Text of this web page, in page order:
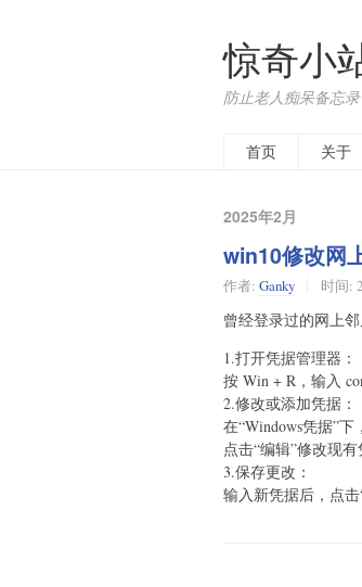
惊奇小
防止老人痴呆备忘录
首页
关于
2025年2月
win10修改网
作者: Ganky 时间:
曾经登录过的网上
1.打开凭据管理器：
按 Win + R，输入
2.修改或添加凭据：
在“Windows凭据”下
点击“编辑”修改现
3.保存更改：
输入新凭据后，点击